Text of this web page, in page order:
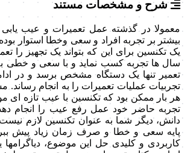
شرح و مشخصات مستند
معمولا در گذشته عمل تعمیرات و عیب­
بیشتر بر تجربه افراد و سعی وخطا استوار
یک تکنسین برای این که بتواند یک تجهیز را
سال ها تجربه کسب نماید و با سعی و خطی
تعمیر تنها یک دستگاه مشخص برسد و در
تجربیات عملیات تعمیرات را به انجام رساند.
هر بار ممکن بود که تکنسین با عیب تازه ای
تجربه حاضر خود عمل رفع عیب را انجام
دانش، دیگر شما به عنوان تکنسین لازم
پایه سعی و خطا و صرف زمان زیاد پیش
کاربردی و کلیدی حل این موضوع، دیاگرام­ها